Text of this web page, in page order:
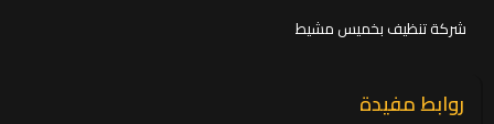
شركة تنظيف بخميس مشيط
روابط مفيدة